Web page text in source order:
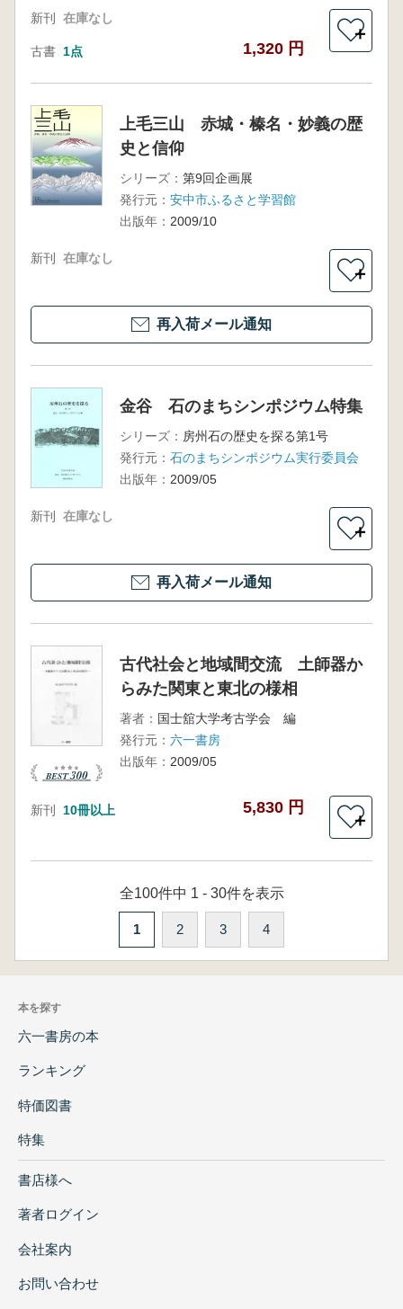
新刊 在庫なし
古書 1点 1,320 円
＋
上毛三山 赤城・榛名・妙義の歴
史と信仰
シリーズ： 第9回企画展
発行元： 安中市ふるさと学習館
出版年： 2009/10
新刊 在庫なし
＋
再入荷メール通知
金谷 石のまちシンポジウム特集
シリーズ： 房州石の歴史を探る第1号
発行元： 石のまちシンポジウム実行委員会
出版年： 2009/05
新刊 在庫なし
＋
再入荷メール通知
古代社会と地域間交流 土師器か
らみた関東と東北の様相
著者： 国士舘大学考古学会 編
発行元： 六一書房
出版年： 2009/05
新刊 10冊以上 5,830 円
＋
全100件中 1 - 30件を表示
1 2 3 4
本を探す
六一書房の本
ランキング
特価図書
特集
書店様へ
著者ログイン
会社案内
お問い合わせ